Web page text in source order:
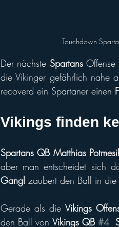
Touchdown
Der nächste Spartans Offense
die Vikinger gefährlich nahe
recoverd ein Spartaner einen
Vikings finden
Spartans QB Matthias Potmesil
aber man entscheidet sich
Gangl zaubert den Ball in die
Gerade als die Vikings
den Ball von Vikings QB #4